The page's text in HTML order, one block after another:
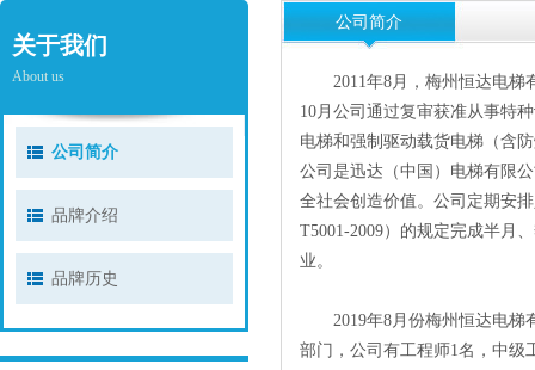
关于我们
About us
公司简介
品牌介绍
品牌历史
公司简介
2011年8月，梅州恒达电梯有
10月公司通过复审获准从事特
电梯和强制驱动载货电梯（含
公司是迅达（中国）电梯有限
全社会创造价值。公司定期安
T5001-2009）的规定完成半月
业。
2019年8月份梅州恒达电梯有
部门，公司有工程师1名，中级